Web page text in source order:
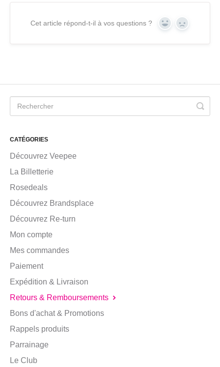
Cet article répond-t-il à vos questions ? Yes No
CATÉGORIES
Découvrez Veepee
La Billetterie
Rosedeals
Découvrez Brandsplace
Découvrez Re-turn
Mon compte
Mes commandes
Paiement
Expédition & Livraison
Retours & Remboursements
Bons d'achat & Promotions
Rappels produits
Parrainage
Le Club